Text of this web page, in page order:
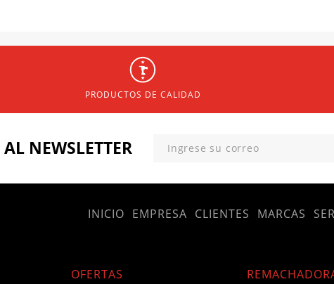
PRODUCTOS DE CALIDAD
AL NEWSLETTER
INICIO EMPRESA CLIENTES MARCAS
OFERTAS